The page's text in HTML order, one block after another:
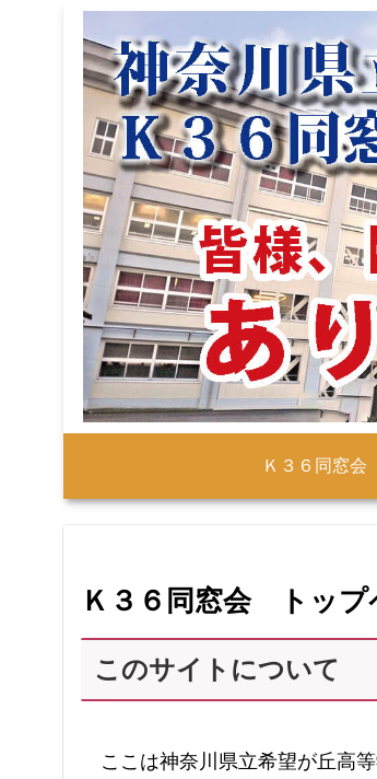
Ｋ３６同窓
Ｋ３６同窓会 トップ
このサイトについて
ここは神奈川県立希望が丘高